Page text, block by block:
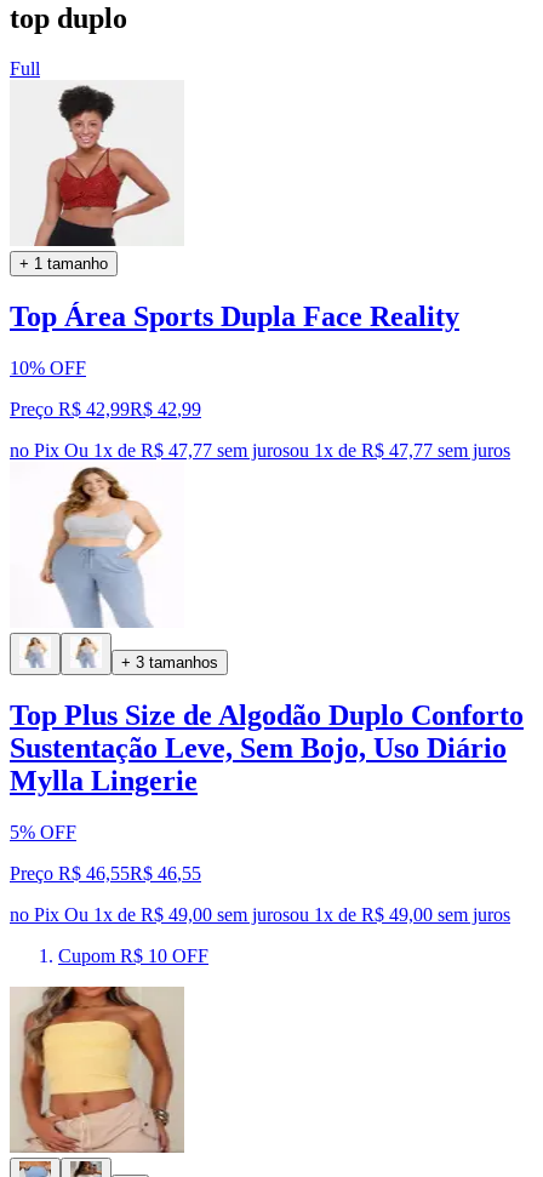
top duplo
Full
+ 1 tamanho
Top Área Sports Dupla Face Reality
10% OFF
Preço R$ 42,99R$ 42,99
no Pix Ou 1x de R$ 47,77 sem jurosou 1x de R$ 47,77 sem juros
+ 3 tamanhos
Top Plus Size de Algodão Duplo Conforto
Sustentação Leve, Sem Bojo, Uso Diário
Mylla Lingerie
5% OFF
Preço R$ 46,55R$ 46,55
no Pix Ou 1x de R$ 49,00 sem jurosou 1x de R$ 49,00 sem juros
Cupom R$ 10 OFF